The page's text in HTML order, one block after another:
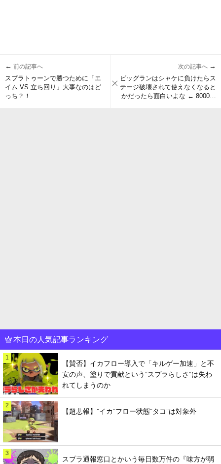
← 前の記事へ
スプラトゥーンで勝つために「エ
イム VS 立ち回り」大事なのはど
っち？！
次の記事へ →
ビッグランはシャケに負けたらス
テージ破壊されて使えなくなると
かだったら面白いよな ← 8000い
本日の人気記事ランキング
1
【賛否】イカフロー導入で「キルゲー加速」と不
安の声、塗りで貢献という”スプラらしさ”は失わ
れてしまうのか
2
【超悲報】”イカ”フロー状態”タコ”は対象外
3
スプラ通報窓口とかいう毎日数万件の『味方が弱